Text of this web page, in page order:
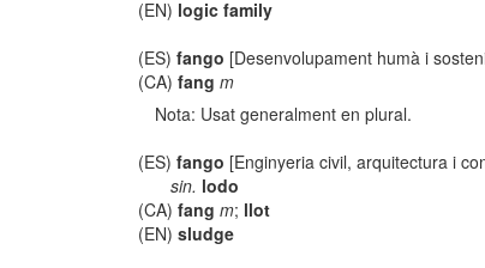
(EN) logic family
(ES)fango [Desenvolupament humà i
(CA)fang m
Nota: Usat generalment en plural.
(ES)fango [Enginyeria civil, arquitectura i
sin. lodo
(CA)fang m; llot
(EN)sludge